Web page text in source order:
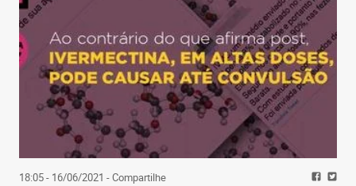
18:05 - 16/06/2021 - Compartilhe